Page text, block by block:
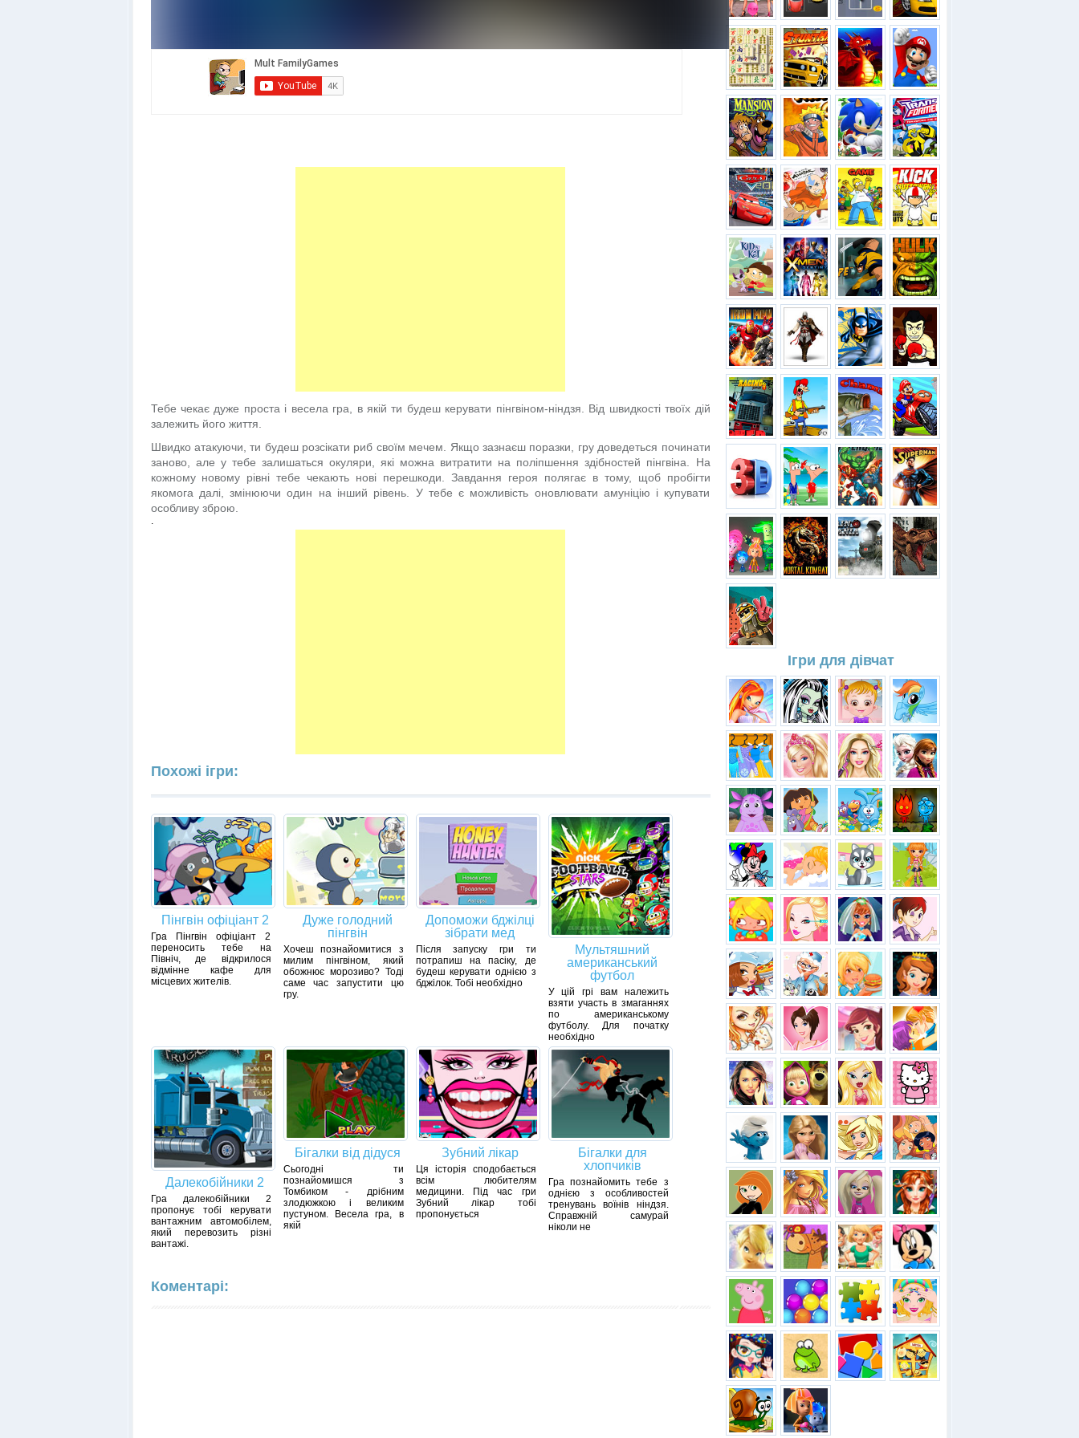
Тебе чекає дуже проста і весела гра, в якій ти будеш керувати пінгвіном-ніндзя. Від швидкості твоїх дій
залежить його життя.
Швидко атакуючи, ти будеш розсікати риб своїм мечем. Якщо зазнаєш поразки, гру доведеться починати
заново, але у тебе залишаться окуляри, які можна витратити на поліпшення здібностей пінгвіна. На
кожному новому рівні тебе чекають нові перешкоди. Завдання героя полягає в тому, щоб пробігти
якомога далі, змінюючи один на інший рівень. У тебе є можливість оновлювати амуніцію і купувати
особливу зброю.
.
Похожі ігри:
Пінгвін офіціант 2
Гра Пінгвін офіціант 2
переносить тебе на
Північ, де відкрилося
відмінне кафе для
місцевих жителів.
Дуже голодний
пінгвін
Хочеш познайомитися з
милим пінгвіном, який
обожнює морозиво? Тоді
саме час запустити цю
гру.
Допоможи бджілці
зібрати мед
Після запуску гри ти
потрапиш на пасіку, де
будеш керувати однією з
бджілок. Тобі необхідно
Мультяшний
американський
футбол
У цій грі вам належить
взяти участь в змаганнях
по американському
футболу. Для початку
необхідно
Далекобійники 2
Гра далекобійники 2
пропонує тобі керувати
вантажним автомобілем,
який перевозить різні
вантажі.
Бігалки від дідуся
Сьогодні ти
познайомишся з
Томбиком - дрібним
злодюжкою і великим
пустуном. Весела гра, в
якій
Зубний лікар
Ця історія сподобається
всім любителям
медицини. Під час гри
Зубний лікар тобі
пропонується
Бігалки для
хлопчиків
Гра познайомить тебе з
однією з особливостей
тренувань воїнів ніндзя.
Справжній самурай
ніколи не
Коментарі:
Ігри для дівчат